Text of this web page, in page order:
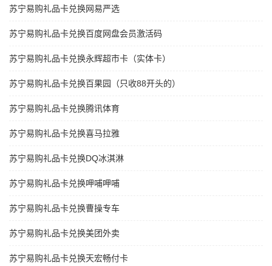
苏宁易购礼品卡兑换网易严选
苏宁易购礼品卡兑换百度网盘会员激活码
苏宁易购礼品卡兑换永辉超市卡（实体卡）
苏宁易购礼品卡兑换百果园（只收88开头的）
苏宁易购礼品卡兑换腾讯体育
苏宁易购礼品卡兑换喜马拉雅
苏宁易购礼品卡兑换DQ冰淇淋
苏宁易购礼品卡兑换呷哺呷哺
苏宁易购礼品卡兑换曹操专车
苏宁易购礼品卡兑换美团外卖
苏宁易购礼品卡兑换天宏畅付卡